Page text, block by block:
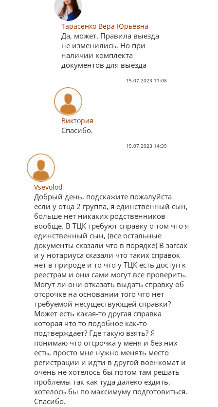
Тарасенко Вера Юрьевна
Да, может. Правила выезда
не изменились. Но при
наличии комплекта
документов для выезда
15.07.2023 11:08
Виктория
Спасибо.
15.07.2023 14:39
Vsevolod
Добрый день, подскажите пожалуйста
если у отца 2 группа, я единственный сын,
больше нет никаких родственников
вообще. В ТЦК требуют справку о том что я
единственный сын, (все остальные
документы сказали что в порядке) В загсах
и у нотариуса сказали что таких справок
нет в природе и то что у ТЦК есть доступ к
реестрам и они сами могут все проверить.
Могут ли они отказать выдать справку об
отсрочке на основании того что нет
требуемой несуществующей справки?
Может есть какая-то другая справка
которая что то подобное как-то
подтверждает? Где такую взять? Я
понимаю что отсрочка у меня и без них
есть, просто мне нужно менять место
регистрации и идти в другой военкомат и
очень не хотелось бы потом там решать
проблемы так как туда далеко ездить,
хотелось бы по максимуму подготовиться.
Спасибо.